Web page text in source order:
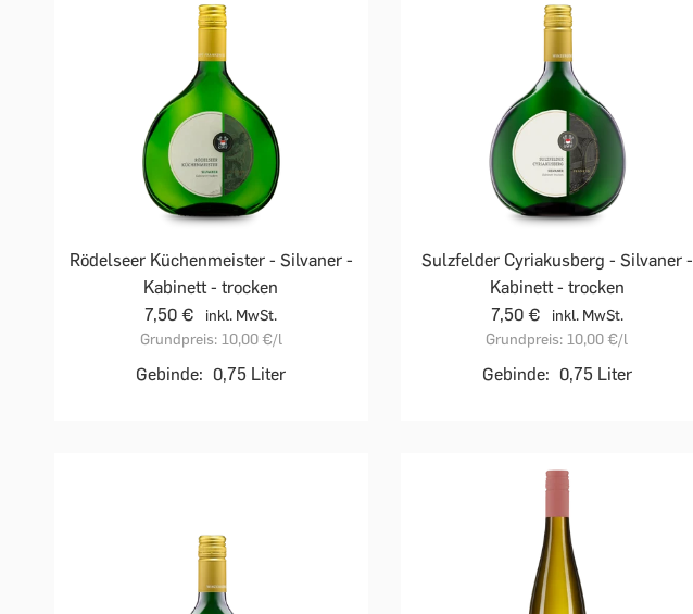
Rödelseer Küchenmeister - Silvaner -
Kabinett - trocken
7,50 €
inkl. MwSt.
Grundpreis: 10,00 €/l
Gebinde: 0,75 Liter
Sulzfelder Cyriakusberg - Silvaner -
Kabinett - trocken
7,50 €
inkl. MwSt.
Grundpreis: 10,00 €/l
Gebinde: 0,75 Liter